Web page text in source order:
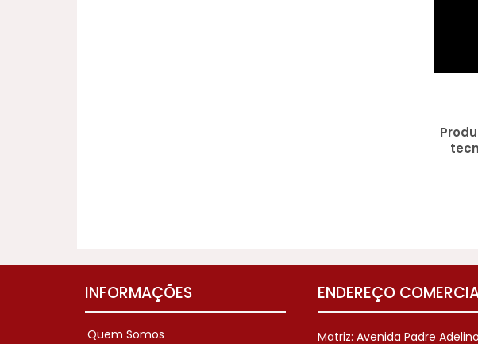
INFORMAÇÕES
Quem Somos
ENDEREÇO
Matriz: Avenida Padre